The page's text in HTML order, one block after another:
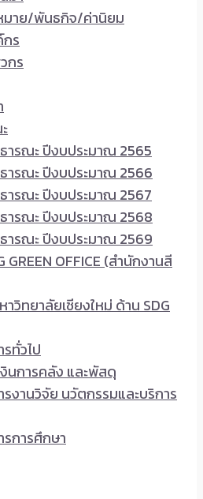
มาย/พันธกิจ/ค่านิยม
ร
กร
ารณะ ปีงบประมาณ 2565
ารณะ ปีงบประมาณ 2566
ารณะ ปีงบประมาณ 2567
ารณะ ปีงบประมาณ 2568
ารณะ ปีงบประมาณ 2569
GREEN OFFICE (สำนักงานสี
วิทยาลัยเชียงใหม่ ด้าน SDG
ทั่วไป
นการคลัง และพัสดุ
งานวิจัย นวัตกรรมและบริการ
การศึกษา